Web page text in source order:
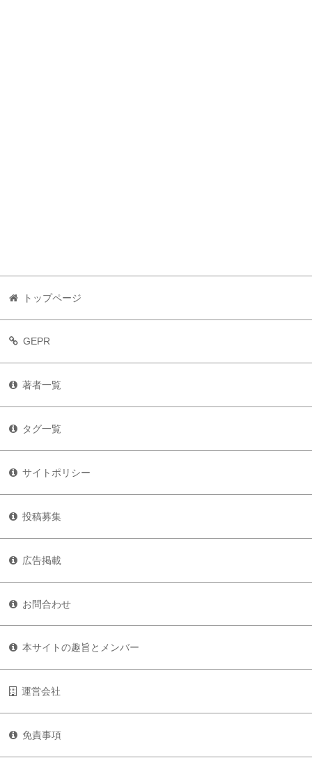
トップページ
GEPR
著者一覧
タグ一覧
サイトポリシー
投稿募集
広告掲載
お問合わせ
本サイトの趣旨とメンバー
運営会社
免責事項